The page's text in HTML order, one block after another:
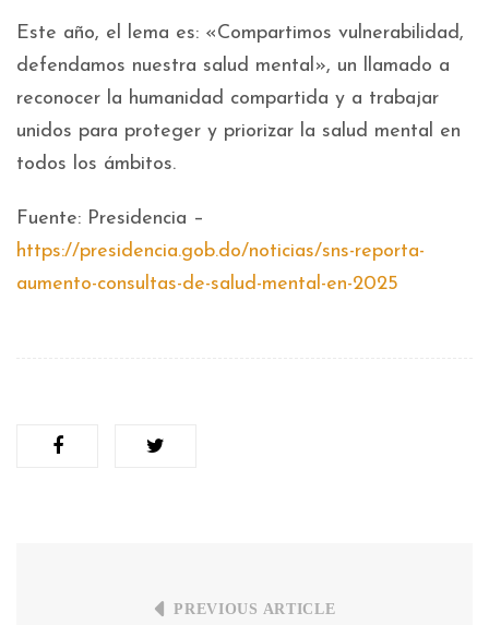
Este año, el lema es: «Compartimos vulnerabilidad,
defendamos nuestra salud mental», un llamado a
reconocer la humanidad compartida y a trabajar
unidos para proteger y priorizar la salud mental en
todos los ámbitos.
Fuente: Presidencia –
https://presidencia.gob.do/noticias/sns-reporta-
aumento-consultas-de-salud-mental-en-2025
PREVIOUS ARTICLE